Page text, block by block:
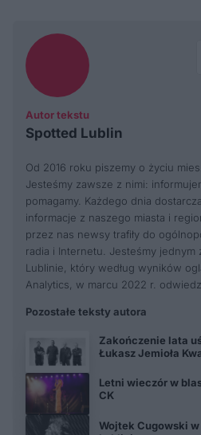
Autor tekstu
Spotted Lublin
Od 2016 roku piszemy o życiu
Jesteśmy zawsze z nimi:
pomagamy. Każdego dnia
informacje z naszego miasta i
przez nas newsy trafiły do
radia i Internetu. Jesteśmy jednym
Lublinie, który według wyników
Analytics, w marcu 2022 r.
Pozostałe teksty autora
Zakończenie lata
Łukasz Jemioła
Letni wieczór w
CK
Wojtek Cugowski